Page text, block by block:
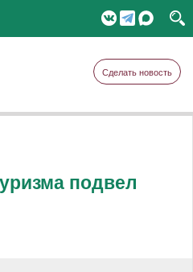
Сделать новость
подвел